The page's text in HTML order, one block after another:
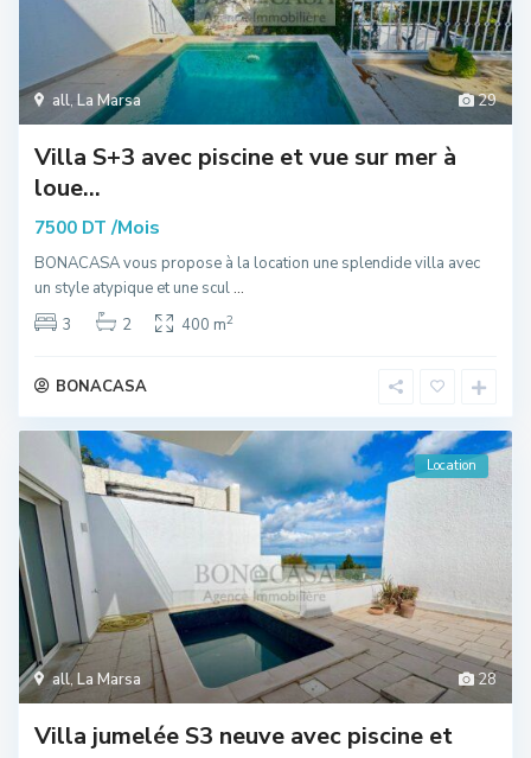
29
all, La Marsa
Villa S+3 avec piscine et vue sur mer à
loue...
7500 DT /Mois
BONACASA vous propose à la location une splendide villa avec
un style atypique et une scul...
3
2 400 m2
BONACASA
28
all, La Marsa
Location
Villa jumelée S3 neuve avec piscine et